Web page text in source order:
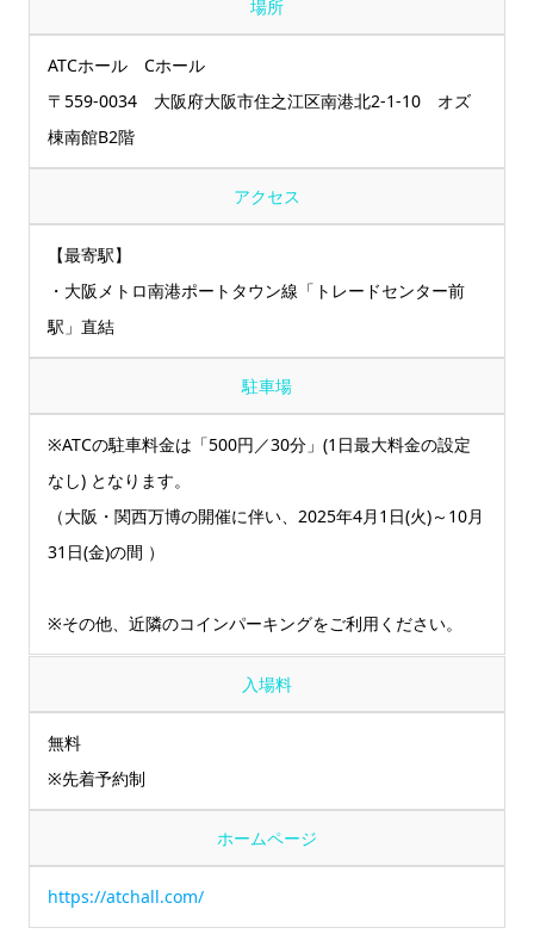
場所
ATCホール Cホール
〒559-0034 大阪府大阪市住之江区南港北2‐1‐10 オズ
棟南館B2階
アクセス
【最寄駅】
・大阪メトロ南港ポートタウン線「トレードセンター前
駅」直結
駐車場
※ATCの駐車料金は「500円／30分」(1日最大料金の設定
なし) となります。
（大阪・関西万博の開催に伴い、2025年4月1日(火)～10月
31日(金)の間 ）
※その他、近隣のコインパーキングをご利用ください。
入場料
無料
※先着予約制
ホームページ
https://atchall.com/